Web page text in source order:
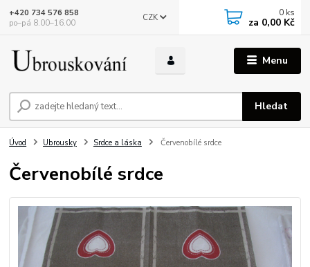
Menu
CZK
Hledat
+420 734 576 858
po–pá 8.00–16.00
0 ks
za 0,00 Kč
Úvod Ubrousky Srdce a láska Červenobílé srdce
Červenobílé srdce